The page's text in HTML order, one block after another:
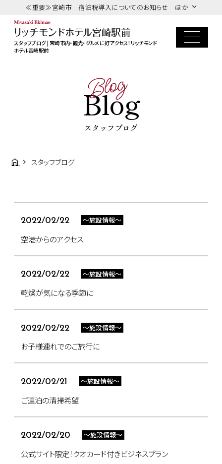
≪重要≫宮崎市 宿泊税導入についてのお知らせ ほか
スタッフブログ | 宮崎市内・観光・グルメに好アクセス！リッチモンド
ホテル宮崎駅前
Blog
Blog
スタッフブログ
スタッフブログ
2022/02/22 ～施設情報～
空港からのアクセス
2022/02/22 ～施設情報～
乾燥が気になる季節に
2022/02/22 ～施設情報～
お子様連れでのご旅行に
2022/02/21 ～施設情報～
ご連泊の清掃希望
2022/02/20 ～施設情報～
公式サイト限定！クオカード付きビジネスプラン